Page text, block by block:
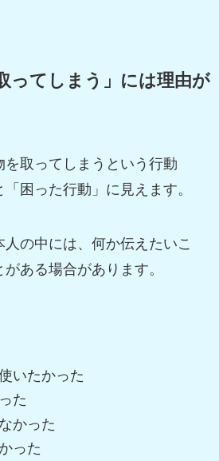
ってしまう」には理由が
取ってしまうという行動
困った行動」に見えます。
人の中には、何か伝えたいこ
ある場合があります。
いたかった
た
かった
った